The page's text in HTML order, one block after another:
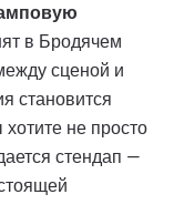
в Бродячем
сценой и
становится
не просто
стендап —